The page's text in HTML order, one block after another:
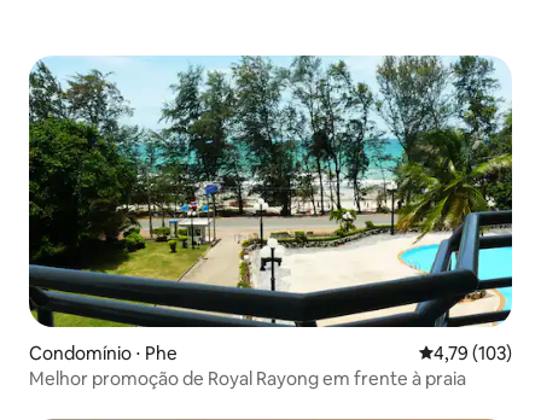
Condomínio ⋅ Phe 4,79 de uma
4,79 (103)
Melhor promoção de Royal Rayong em frente à praia